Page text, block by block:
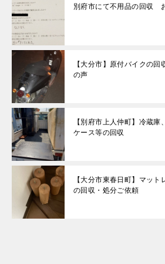
別府市にて不用品の回収
【大分市】原付バイクの
の声
【別府市上人仲町】冷蔵
ケース等の回収
【大分市東春日町】マッ
の回収・処分ご依頼